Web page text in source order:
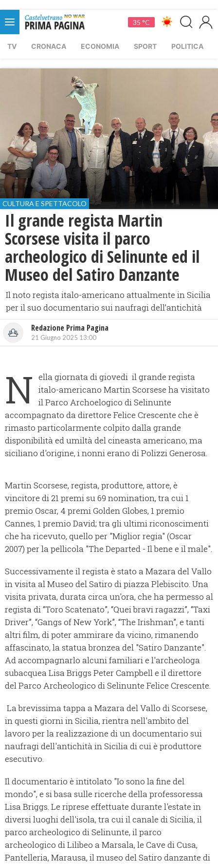
35 °C
TV CRONACA ECONOMIA SPORT POLITICA
CULTURA E SPETTACOLO
Il grande regista Martin
Scorsese visita il parco
archeologico di Selinunte ed il
Museo del Satiro Danzante
Il noto regista italo-americano attualmente in Sicilia
per il suo documentario sui naufragi dell’antichità
Redazione Prima Pagina
21 Giugno 2025 13:00
N ella giornata di giovedi il grande regista
italo-americano Martin Scorsese ha visitato
il Parco Archoelogico di Selinunte
accompagnato da direttore Felice Crescente che è
rimasto particolarmente colpito dalla grande
disponibilità ed umiltà del cineasta americano, ma
siciliano d'origine, i nonni erano di Polizzi Generosa.
Martin Scorsese, regista, produttore, attore, è
vincitore di 21 premi su 69 nomination, tra cui 1
premio Oscar, 4 premi Golden Globes, 1 premio
Cannes, 1 premio David; tra gli ultimi riconoscimenti
che ha ricevuto, quello per "Miglior regia" (Oscar
2007) per la pellicola "The Departed - Il bene e il male".
Successivamente il regista è stato a Mazara del Vallo
in visita al Museo del Satiro di piazza Plebiscito. Una
visita privata, durata circa un'ora, che ha permesso al
regista di “Toro Scatenato”, “Quei bravi ragazzi”, “Taxi
Driver”, “Gangs of New York”, “The Irishman”, e tanti
altri film, di poter ammirare da vicino, rimanendo
affascinato, la statua bronzea del "Satiro Danzante".
Ad accompagnarlo alcuni familiari e l'archeologa
subacquea Lisa Briggs Peter Campbell e il direttore
del Parco Archeologico di Selinunte Felice Crescente.
La brevissima tappa a Mazara del Vallo di Scorsese,
in questi giorni in Sicilia, rientra nell'ambito del
lavoro per la realizzazione di un documentario sui
naufragi dell'antichità in Sicilia di cui è produttore
esecutivo.
Il documentario è intitolato "Io sono la fine del
mondo", e si basa sulle ricerche della professoressa
Lisa Briggs. Le riprese effettuate durante l'estate in
diversi luoghi dell'isola, tra cui il canale di Sicilia, il
parco archeologico di Selinunte, il parco
archeologico di Lilibeo a Marsala, le Cave di Cusa,
Pantelleria, Marausa, il museo del Satiro danzante di